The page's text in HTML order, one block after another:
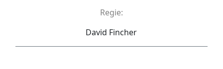
Regie:
David Fincher